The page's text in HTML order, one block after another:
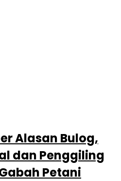
Alasan Bulog,
dan Penggiling
Petani